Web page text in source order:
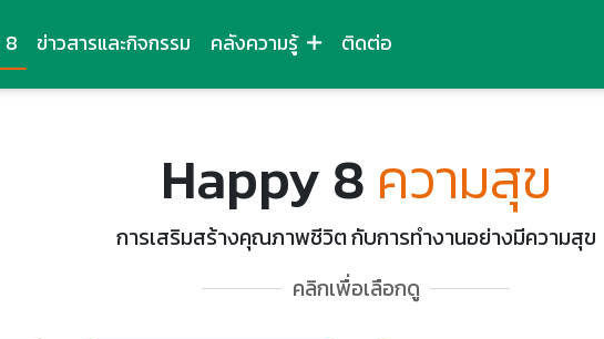
8 ข่าวสารและกิจกรรม คลังความรู้ ติดต่อ
Happy 8 ความสุข
การเสริมสร้างคุณภาพชีวิต กับการทำงานอย่างมีความสุข
คลิกเพื่อเลือกดู